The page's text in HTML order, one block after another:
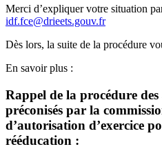
Merci d’expliquer votre situation
idf.fce@drieets.gouv.fr
Dès lors, la suite de la procédure
En savoir plus :
Rappel de la procédure
préconisés par la
d’autorisation d’exercice
rééducation :